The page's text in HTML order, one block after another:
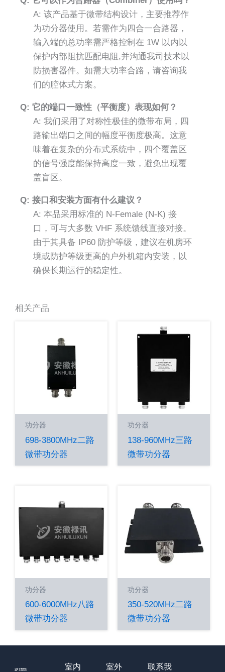
A: 该产品基于微带结构设计，主要推荐作
为功分器使用。若需作为四合一合路器，
输入端的总功率需严格控制在 1W 以内以
保护内部阻抗匹配电阻,并沟通我司技术以
防损害器件。如需大功率合路，请咨询我
们的腔体式方案。
Q: 它的端口一致性（平衡度）表现如何？
A: 我们采用了对称性极佳的微带布局，四
路输出端口之间的幅度平衡度极高。这意
味着在复杂的分布式系统中，四个覆盖区
的信号强度能保持高度一致，避免出现覆
盖盲区。
Q: 接口和安装方面有什么建议？
A: 本品采用标准的 N-Female (N-K) 接
口，可与大多数 VHF 系统馈线直接对接。
由于其具备 IP60 防护等级，建议在机房环
境或防护等级更高的户外机箱内安装，以
确保长期运行的稳定性。
相关产品
功分器
698-3800MHz二路
微带功分器
功分器
138-960MHz三路
微带功分器
功分器
600-6000MHz八路
微带功分器
功分器
350-520MHz二路
微带功分器
室内
室外
联系我